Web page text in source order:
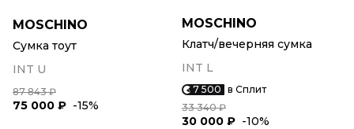
MOSCHINO
Сумка тоут
INT U
87 843 ₽
75 000 ₽ -15%
MOSCHINO
Клатч/вечерняя сумка
INT L
7 500 в Сплит
33 340 ₽
30 000 ₽ -10%